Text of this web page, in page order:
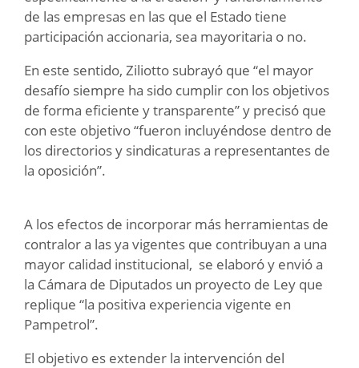
de las empresas en las que el Estado tiene
participación accionaria, sea mayoritaria o no.
En este sentido, Ziliotto subrayó que “el mayor
desafío siempre ha sido cumplir con los objetivos
de forma eficiente y transparente” y precisó que
con este objetivo “fueron incluyéndose dentro de
los directorios y sindicaturas a representantes de
la oposición”.
A los efectos de incorporar más herramientas de
contralor a las ya vigentes que contribuyan a una
mayor calidad institucional, se elaboró y envió a
la Cámara de Diputados un proyecto de Ley que
replique “la positiva experiencia vigente en
Pampetrol”.
El objetivo es extender la intervención del